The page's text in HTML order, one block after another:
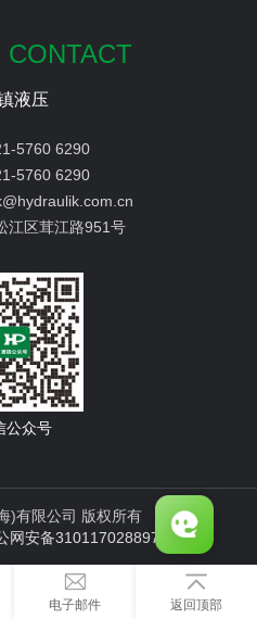
液压
5760 6290
5760 6290
江区茸江路951号
公众号
)有限公司 版权所有
网安备31011702889776号
电子邮件 返回顶部